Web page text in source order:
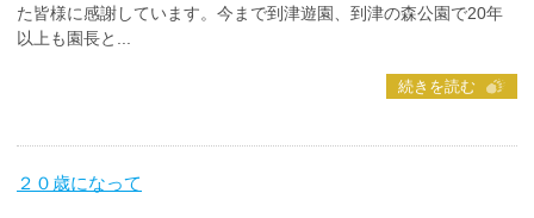
た皆様に感謝しています。今まで到津遊園、到津の森公園で20年
以上も園長と...
続きを読む
２０歳になって